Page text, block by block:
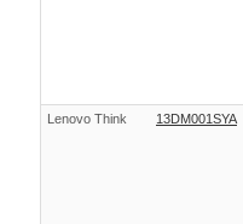
Lenovo Think 13DM001SYA